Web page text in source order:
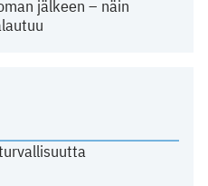
jälkeen – näin